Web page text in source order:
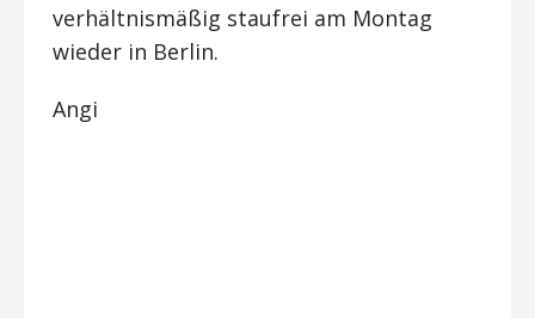
verhältnismäßig staufrei am Montag
wieder in Berlin.
Angi